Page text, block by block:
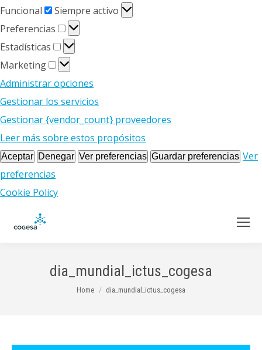
Funcional
Funcional
Siempre activo
Preferencias
Preferencias
Estadísticas
Estadísticas
Marketing
Marketing
Administrar opciones
Gestionar los servicios
Gestionar {vendor_count} proveedores
Leer más sobre estos propósitos
Aceptar Denegar Ver preferencias Guardar preferencias Ver
preferencias
Cookie Policy
dia_mundial_ictus_cogesa
You are here:
Home dia_mundial_ictus_cogesa